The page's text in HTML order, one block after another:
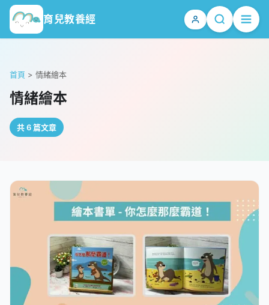
育兒教養經
首頁 > 情緒繪本
情緒繪本
共 6 篇文章